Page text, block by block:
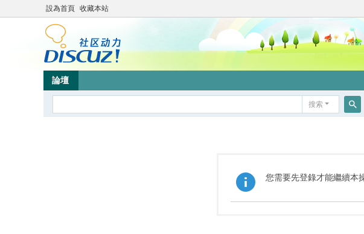
設為首頁 收藏本站
論壇
搜索
您需要先登錄才能繼續本